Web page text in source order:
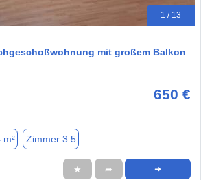
1 / 13
mit großem Balkon
650 €
Zimmer 3.5
★ ➦ ➜